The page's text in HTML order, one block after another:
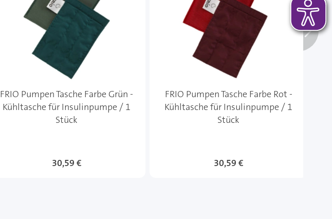
FRIO Pumpen Tasche Farbe Grün -
Kühltasche für Insulinpumpe / 1
Stück
Sonderangebot
30,59 €
FRIO Pumpen Tasche Farbe Rot -
Kühltasche für Insulinpumpe / 1
Stück
Sonderangebot
30,59 €